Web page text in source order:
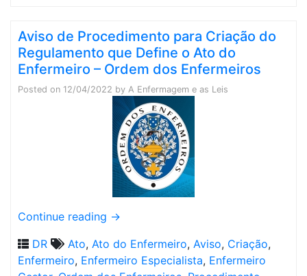
Aviso de Procedimento para Criação do
Regulamento que Define o Ato do
Enfermeiro – Ordem dos Enfermeiros
Posted on 12/04/2022 by A Enfermagem e as Leis
Continue reading →
DR
Ato, Ato do Enfermeiro, Aviso, Criação,
Enfermeiro, Enfermeiro Especialista, Enfermeiro